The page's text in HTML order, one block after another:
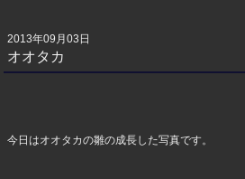
2013年09月03日
オオタカ
今日はオオタカの雛の成長した写真です。